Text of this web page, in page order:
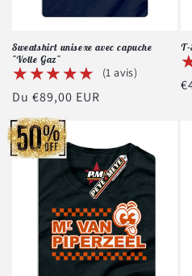
Sweatshirt unisexe avec capuche
"Volle Gaz"
★★★★★
★★★★★ (1 avis)
Prix
habituel
Du €89,00 EUR